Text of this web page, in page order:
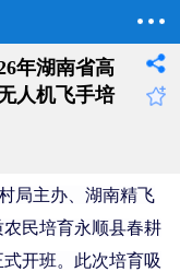
年湖南省高
人机飞手培
局主办、湖南精飞
民培育永顺县春耕
开班。此次培育吸